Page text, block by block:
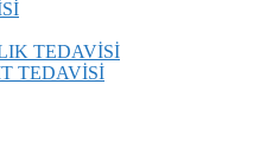
TEDAVİSİ
TEDAVİSİ